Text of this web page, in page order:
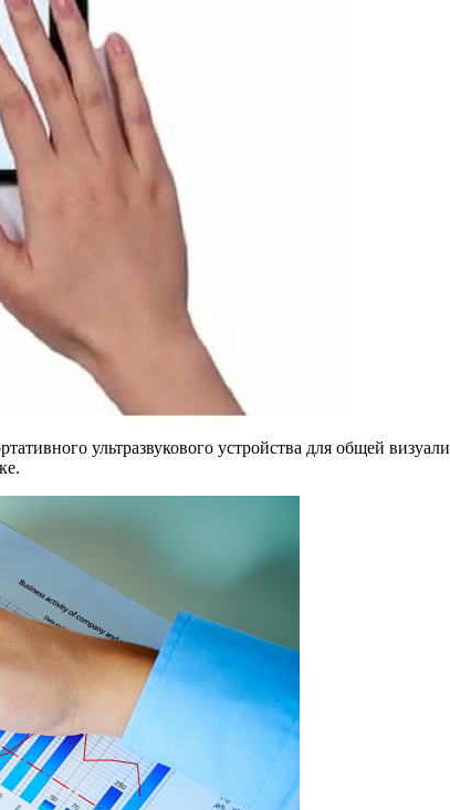
ультразвукового устройства для общей